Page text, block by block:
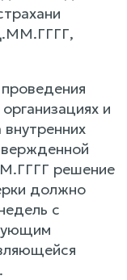
и
решение
должно
с